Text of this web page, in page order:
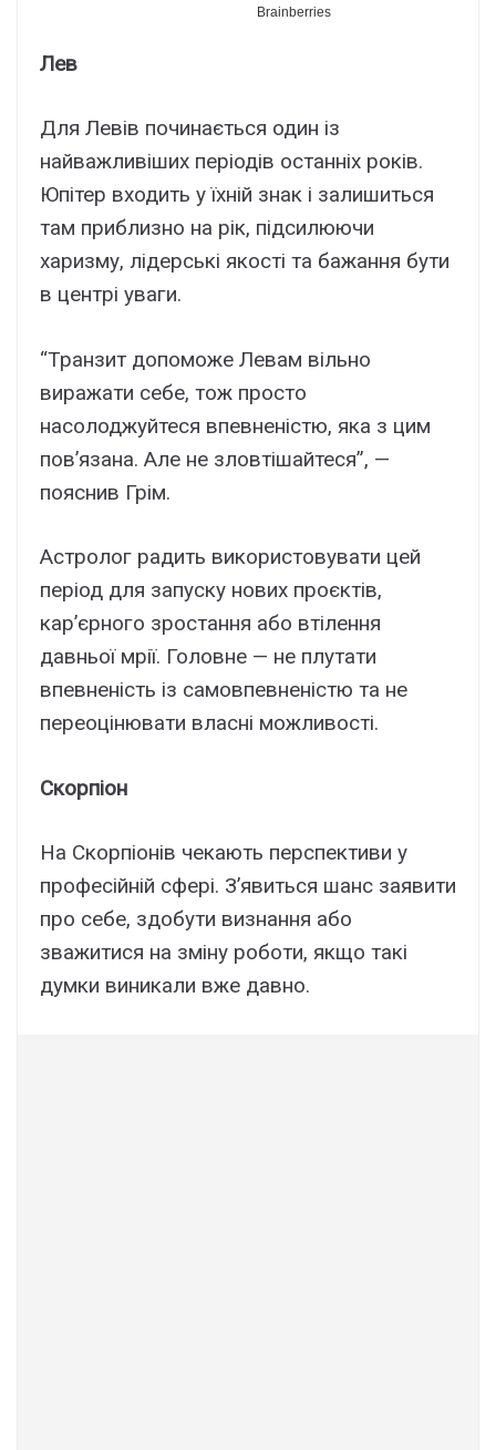
Лев
Для Левів починається один із
найважливіших періодів останніх років.
Юпітер входить у їхній знак і залишиться
там приблизно на рік, підсилюючи
харизму, лідерські якості та бажання бути
в центрі уваги.
“Транзит допоможе Левам вільно
виражати себе, тож просто
насолоджуйтеся впевненістю, яка з цим
пов’язана. Але не зловтішайтеся”, —
пояснив Грім.
Астролог радить використовувати цей
період для запуску нових проєктів,
кар’єрного зростання або втілення
давньої мрії. Головне — не плутати
впевненість із самовпевненістю та не
переоцінювати власні можливості.
Скорпіон
На Скорпіонів чекають перспективи у
професійній сфері. З’явиться шанс заявити
про себе, здобути визнання або
зважитися на зміну роботи, якщо такі
думки виникали вже давно.